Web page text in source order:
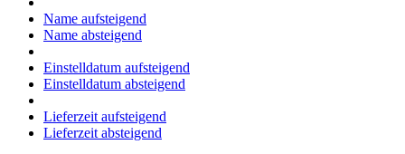
Name aufsteigend
Name absteigend
Einstelldatum aufsteigend
Einstelldatum absteigend
Lieferzeit aufsteigend
Lieferzeit absteigend